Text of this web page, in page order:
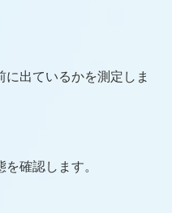
出ているかを測定しま
確認します。